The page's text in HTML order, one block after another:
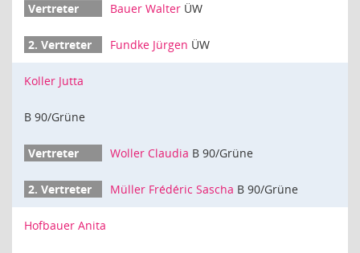
Bauer Walter ÜW
Fundke Jürgen ÜW
Koller Jutta
B 90/Grüne
Woller Claudia B 90/Grüne
Müller Frédéric Sascha B 90/Grüne
Hofbauer Anita